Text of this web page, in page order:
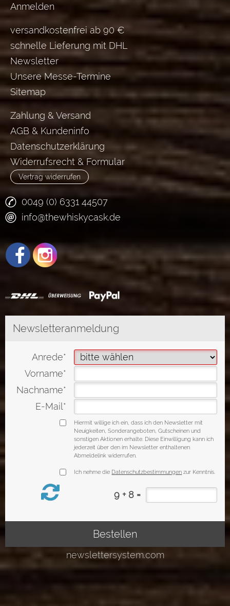
Anmelden
versandkostenfrei ab 90 €
schnelle Lieferung mit DHL
Newsletter
Unsere Messe-Termine
Sitemap
Zahlung & Versand
AGB & Kundeninfo
Datenschutzerklärung
Widerrufsrecht & Formular
Vertrag widerrufen
0049 (0) 6331 44507
info@thewhiskycask.de